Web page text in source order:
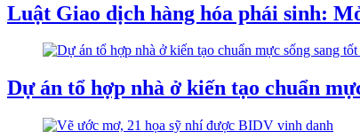
Luật Giao dịch hàng hóa phái sinh:
Dự án tổ hợp nhà ở kiến tạo chuẩn